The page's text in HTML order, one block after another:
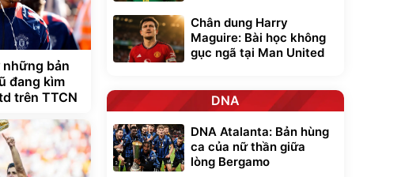
những bản
đang kìm
trên TTCN
Chân dung Harry
Maguire: Bài học không
gục ngã tại Man United
DNA
DNA Atalanta: Bản hùng
ca của nữ thần giữa
lòng Bergamo